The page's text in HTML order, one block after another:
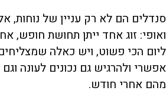
סנדלים הם לא רק עניין של נוחות,
ואופי: זוג אחד ייתן תחושת חופש,
ליום הכי פשוט, ויש כאלה
אפשרי ולהרגיש גם נכונים לעונה
מהם אחרי חודש.